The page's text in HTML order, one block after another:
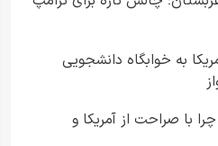
به خوابگاه دانشجویی
با صراحت از آمریکا و